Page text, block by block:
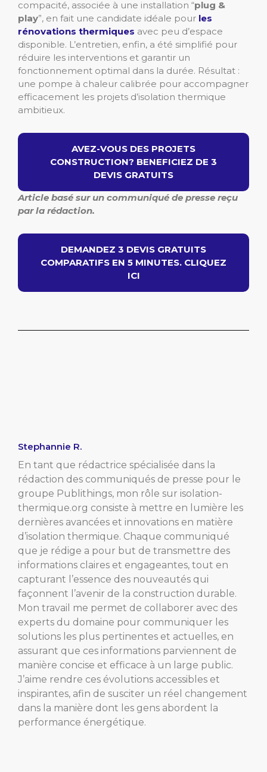
compacité, associée à une installation “plug &
play”, en fait une candidate idéale pour les
rénovations thermiques avec peu d’espace
disponible. L’entretien, enfin, a été simplifié pour
réduire les interventions et garantir un
fonctionnement optimal dans la durée. Résultat :
une pompe à chaleur calibrée pour accompagner
efficacement les projets d’isolation thermique
ambitieux.
AVEZ-VOUS DES PROJETS
CONSTRUCTION? BENEFICIEZ DE 3
DEVIS GRATUITS
Article basé sur un communiqué de presse reçu
par la rédaction.
DEMANDEZ 3 DEVIS GRATUITS
COMPARATIFS EN 5 MINUTES. CLIQUEZ
ICI
Stephannie R.
En tant que rédactrice spécialisée dans la
rédaction des communiqués de presse pour le
groupe Publithings, mon rôle sur isolation-
thermique.org consiste à mettre en lumière les
dernières avancées et innovations en matière
d’isolation thermique. Chaque communiqué
que je rédige a pour but de transmettre des
informations claires et engageantes, tout en
capturant l’essence des nouveautés qui
façonnent l’avenir de la construction durable.
Mon travail me permet de collaborer avec des
experts du domaine pour communiquer les
solutions les plus pertinentes et actuelles, en
assurant que ces informations parviennent de
manière concise et efficace à un large public.
J’aime rendre ces évolutions accessibles et
inspirantes, afin de susciter un réel changement
dans la manière dont les gens abordent la
performance énergétique.